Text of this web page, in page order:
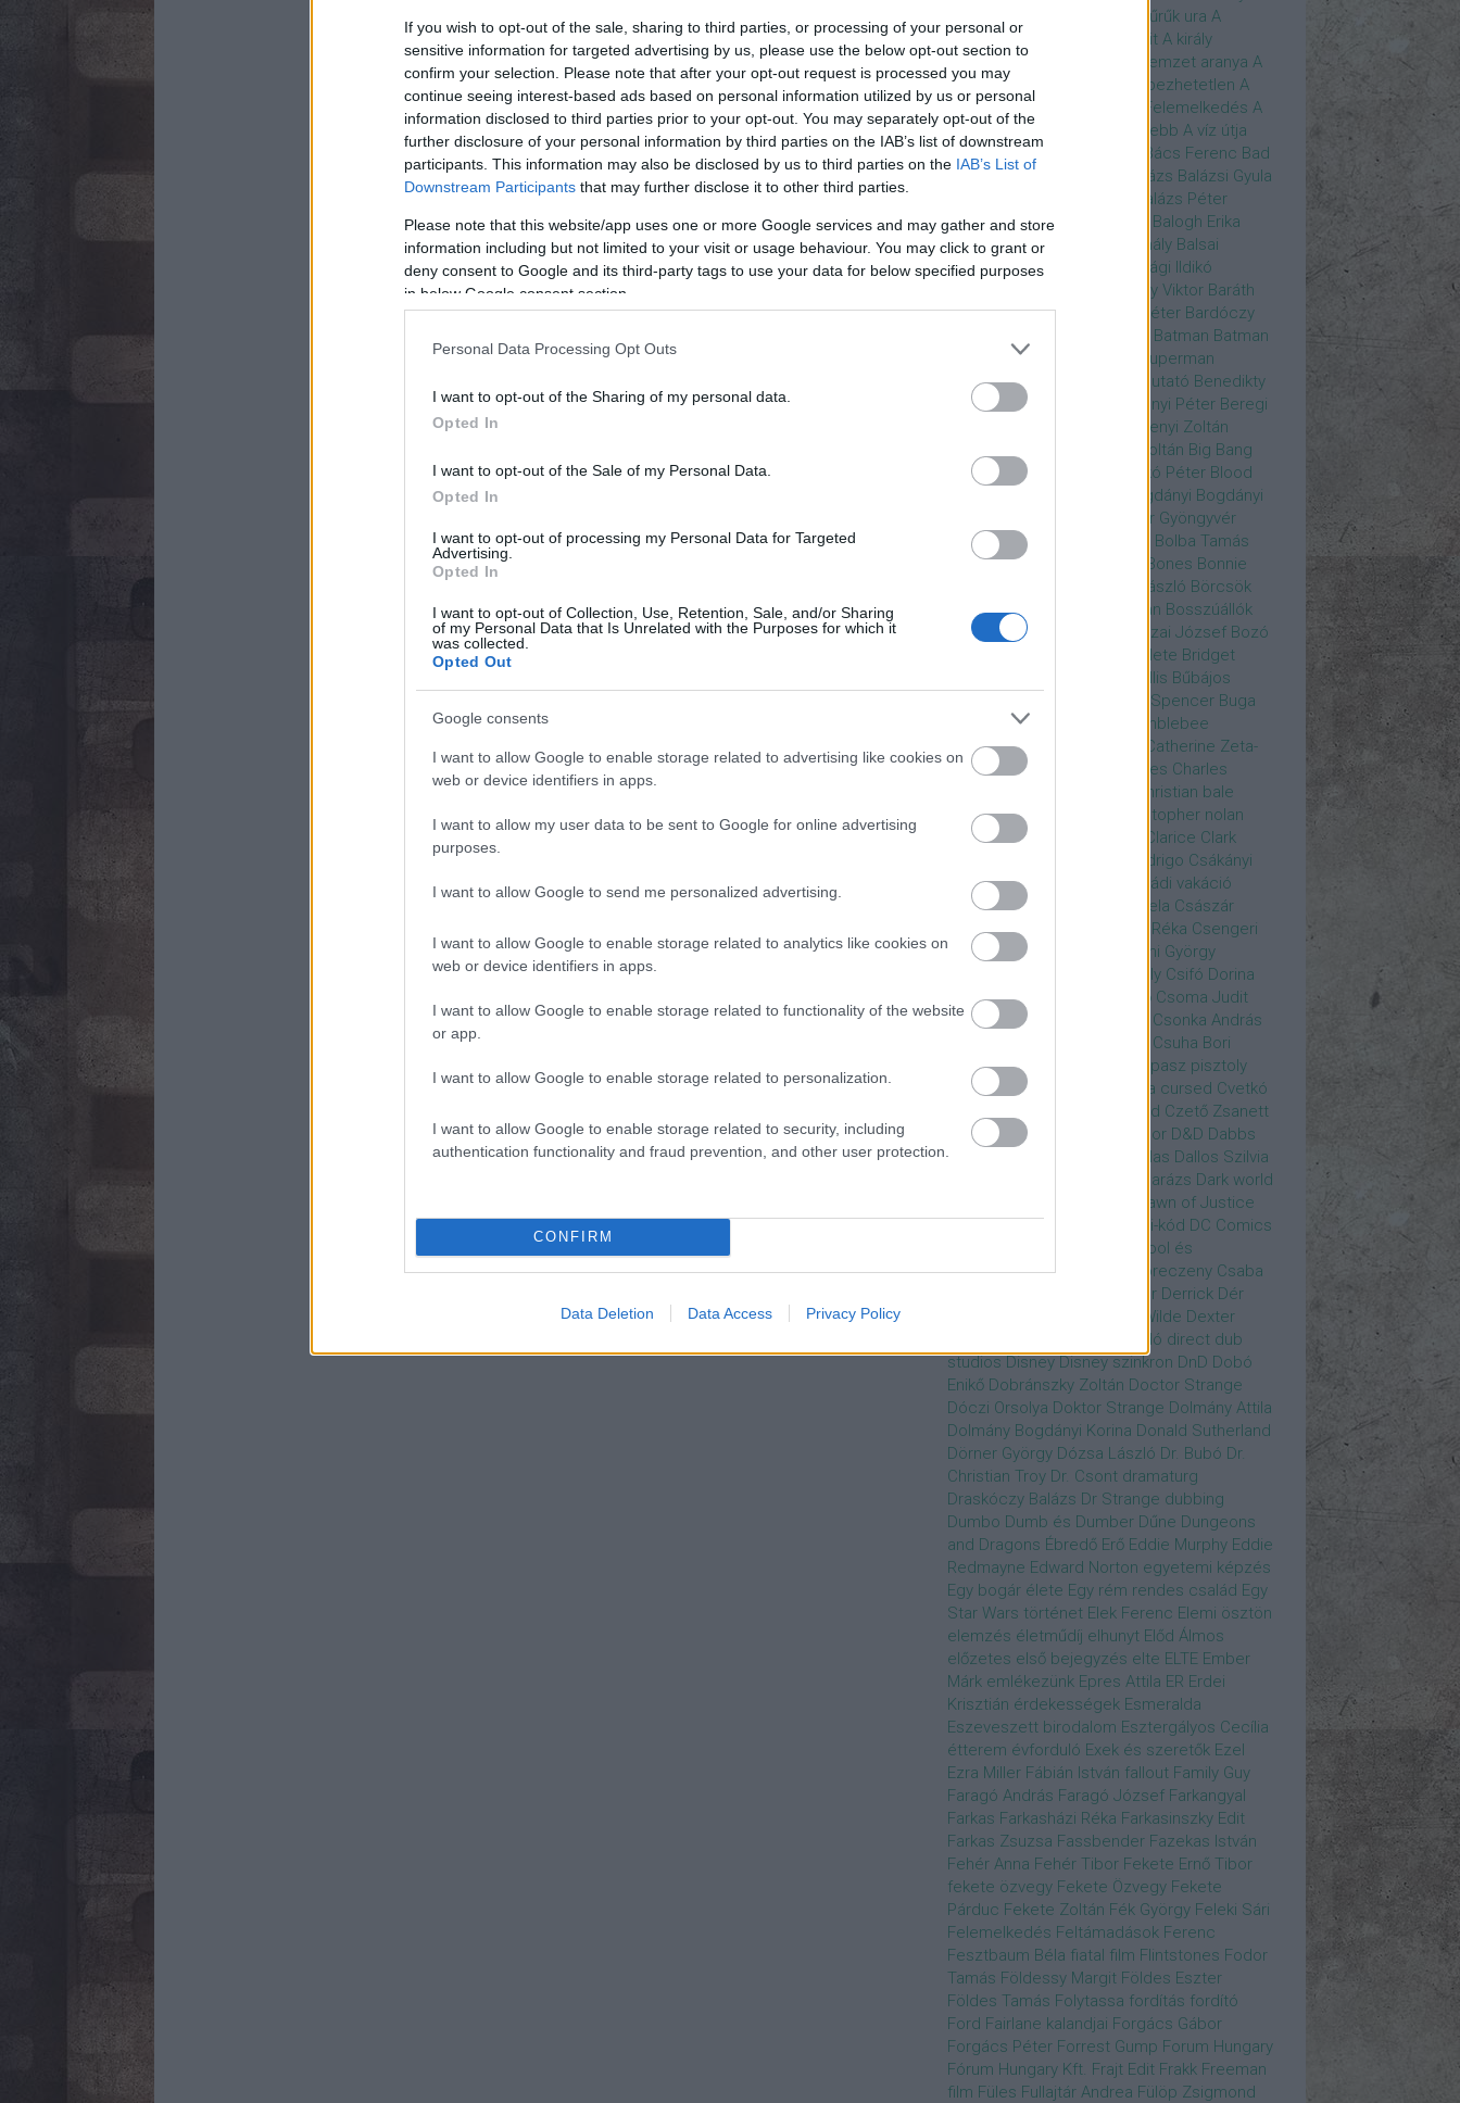
If you wish to opt-out of the sale, sharing to third parties, or processing of your personal or
sensitive information for targeted advertising by us, please use the below opt-out section to
confirm your selection. Please note that after your opt-out request is processed you may
continue seeing interest-based ads based on personal information utilized by us or personal
information disclosed to third parties prior to your opt-out. You may separately opt-out of the
further disclosure of your personal information by third parties on the IAB’s list of downstream
participants. This information may also be disclosed by us to third parties on the IAB’s List of
Downstream Participants that may further disclose it to other third parties.
Please note that this website/app uses one or more Google services and may gather and store
information including but not limited to your visit or usage behaviour. You may click to grant or
deny consent to Google and its third-party tags to use your data for below specified purposes
in below Google consent section.
Personal Data Processing Opt Outs
I want to opt-out of the Sharing of my personal data.
Opted In
I want to opt-out of the Sale of my Personal Data.
Opted In
I want to opt-out of processing my Personal Data for Targeted
Advertising.
Opted In
I want to opt-out of Collection, Use, Retention, Sale, and/or Sharing
of my Personal Data that Is Unrelated with the Purposes for which it
was collected.
Opted Out
Google consents
I want to allow Google to enable storage related to advertising like cookies on
web or device identifiers in apps.
I want to allow my user data to be sent to Google for online advertising
purposes.
I want to allow Google to send me personalized advertising.
I want to allow Google to enable storage related to analytics like cookies on
web or device identifiers in apps.
I want to allow Google to enable storage related to functionality of the website
or app.
I want to allow Google to enable storage related to personalization.
I want to allow Google to enable storage related to security, including
authentication functionality and fraud prevention, and other user protection.
CONFIRM
Data Deletion Data Access Privacy Policy
A gyűrűk ura A
Hangya és a Darázs
A hobbit A király
beszéde A kis hableány A nemzet aranya A
Notre Dame i toronyőr
A sebezhetetlen A
sötét lovag A sötét lovag - Felemelkedés A
szomszéd nője mindig zöldebb A víz útja
Baby Driver Bácskai János Bács Ferenc Bad
Boys Bajos csajok Balázs Balázsi Gyula
Balázs Péter
Baldurs Gate 3
Balogh Erika
Balogh Mix Stúdió
Balog Mihály Balsai
Mónika Bánfalvi Eszter
Bánsági Ildikó
Baradlay Viktor Baráth
István Barát Attia Barbinek Péter Bardóczy
Batman Batman
Superman ellen
Batman v Superman
Beetlejuice
bemutató Benedikty
Marcell
Benkő Péter Bercsényi Péter Beregi
Berzsenyi Zoltán
Bezerédi Zoltán Big Bang
Media Kft.
Blake Lively Blaskó Péter Blood
Bogdányi Bogdányi
Bognár Gyöngyvér
Bognár Tamás
Bolba Tamás
Boldog Gábor
Bones Bonnie
Borbély László Börcsök
Enikő Boros Zoltán Bor Zoltán Bosszúállók
Botár Endre
Bozai József Bozó
Brian élete Bridget
Bruce Willis Bűbájos
Bud Spencer Buga
bukott birodalom
Bumblebee
Cameron Diaz
Catherine Zeta-
Jones CD Projekt Red Charles Charles
christian bale
Christopher Eccleston
christopher nolan
Chris Hemsworth
Clarice Clark
Crespo Rodrigo Csákányi
Eszter Csákányi László
Családi vakáció
Csankó Zoltán
Császár Angela Császár
Róbert Cseke Péter Csellár Réka Csengeri
Attila
Csere Ágnes
Cserhalmi György
Csiby Gergely Csifó Dorina
Csillagok Háborúja
Csodanő Csoma Judit
Csomós Mari
Csonka András
Csuha Bori
Csuha Lajos
Csupasz pisztoly
Csurka László
Csűrös Karola cursed Cvetkó
Czető Roland Czető Zsanett
Czigány Judit
Czvetkó Sándor D&D Dabbs
Greer
Dallas Dallos Szilvia
Darázs Dark world
Dawn of Justice
Days of Future Past
Da Vinci-kód DC Comics
Deadpool és
Rozsomák Dead To Me
Debreczeny Csaba
Denevérember Derrick Dér
Devora Wilde Dexter
díjátadó direct dub
studios Disney Disney szinkron DnD Dobó
Enikő Dobránszky Zoltán Doctor Strange
Dóczi Orsolya Doktor Strange Dolmány Attila
Dolmány Bogdányi Korina Donald Sutherland
Dörner György Dózsa László Dr. Bubó Dr.
Christian Troy Dr. Csont dramaturg
Draskóczy Balázs Dr Strange dubbing
Dumbo Dumb és Dumber Dűne Dungeons
and Dragons Ébredő Erő Eddie Murphy Eddie
Redmayne Edward Norton egyetemi képzés
Egy bogár élete Egy rém rendes család Egy
Star Wars történet Elek Ferenc Elemi ösztön
elemzés életműdíj elhunyt Előd Álmos
előzetes első bejegyzés elte ELTE Ember
Márk emlékezünk Epres Attila ER Erdei
Krisztián érdekességek Esmeralda
Eszeveszett birodalom Esztergályos Cecília
étterem évforduló Exek és szeretők Ezel
Ezra Miller Fábián István fallout Family Guy
Faragó András Faragó József Farkangyal
Farkas Farkasházi Réka Farkasinszky Edit
Farkas Zsuzsa Fassbender Fazekas István
Fehér Anna Fehér Tibor Fekete Ernő Tibor
fekete özvegy Fekete Özvegy Fekete
Párduc Fekete Zoltán Fék György Feleki Sári
Felemelkedés Feltámadások Ferenc
Fesztbaum Béla fiatal film Flintstones Fodor
Tamás Földessy Margit Földes Eszter
Földes Tamás Folytassa fordítás fordító
Ford Fairlane kalandjai Forgács Gábor
Forgács Péter Forrest Gump Forum Hungary
Fórum Hungary Kft. Frajt Edit Frakk Freeman
film Füles Fullajtár Andrea Fülöp Zsigmond